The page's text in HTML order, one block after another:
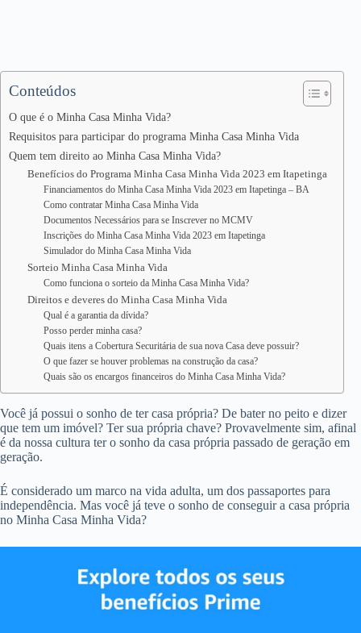
Conteúdos
O que é o Minha Casa Minha Vida?
Requisitos para participar do programa Minha Casa Minha Vida
Quem tem direito ao Minha Casa Minha Vida?
Benefícios do Programa Minha Casa Minha Vida 2023 em Itapetinga
Financiamentos do Minha Casa Minha Vida 2023 em Itapetinga – BA
Como contratar Minha Casa Minha Vida
Documentos Necessários para se Inscrever no MCMV
Inscrições do Minha Casa Minha Vida 2023 em Itapetinga
Simulador do Minha Casa Minha Vida
Sorteio Minha Casa Minha Vida
Como funciona o sorteio da Minha Casa Minha Vida?
Direitos e deveres do Minha Casa Minha Vida
Qual é a garantia da dívida?
Posso perder minha casa?
Quais itens a Cobertura Securitária de sua nova Casa deve possuir?
O que fazer se houver problemas na construção da casa?
Quais são os encargos financeiros do Minha Casa Minha Vida?
Você já possui o sonho de ter casa própria? De bater no peito e dizer
que tem um imóvel? Ter sua própria chave? Provavelmente sim, afinal
é da nossa cultura ter o sonho da casa própria passado de geração em
geração.
É considerado um marco na vida adulta, um dos passaportes para
independência. Mas você já teve o sonho de conseguir a casa própria
no Minha Casa Minha Vida?